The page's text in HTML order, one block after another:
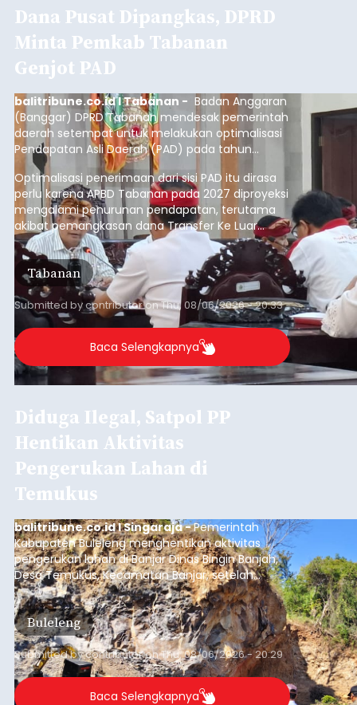
Dana Pusat Dipangkas, DPRD
Minta Pemkab Tabanan
Genjot PAD
balitribune.co.id I Tabanan - Badan Anggaran
(Banggar) DPRD Tabanan mendesak pemerintah
daerah setempat untuk melakukan optimalisasi
Pendapatan Asli Daerah (PAD) pada tahun
anggaran 2027.
Optimalisasi penerimaan dari sisi PAD itu dirasa
perlu karena APBD Tabanan pada 2027 diproyeksi
mengalami penurunan pendapatan, terutama
akibat pemangkasan dana Transfer Ke Luar
Daerah (TKD) dari pemerintah pusat.
Tabanan
Submitted bycontributoronThu, 08/06/2026 - 20:33
Baca Selengkapnya
Diduga Ilegal, Satpol PP
Hentikan Aktivitas
Pengerukan Lahan di
Temukus
balitribune.co.id I Singaraja -Pemerintah
Kabupaten Buleleng menghentikan aktivitas
pengerukan lahan di Banjar Dinas Bingin Banjah,
Desa Temukus, Kecamatan Banjar, setelah
ditemukan indikasi kegiatan pengambilan
material yang tidak sesuai dengan peruntukan
kawasan.
Buleleng
Submitted bycontributoronThu, 08/06/2026 - 20:29
Baca Selengkapnya